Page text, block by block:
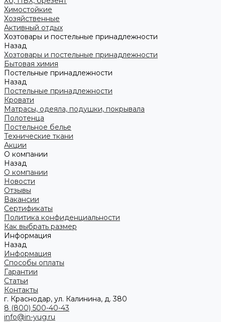
Химостойкие
Хозяйственные
Активный отдых
Хозтовары и постельные принадлежности
Назад
Хозтовары и постельные принадлежности
Бытовая химия
Постельные принадлежности
Назад
Постельные принадлежности
Кровати
Матрасы, одеяла, подушки, покрывала
Полотенца
Постельное белье
Технические ткани
Акции
О компании
Назад
О компании
Новости
Отзывы
Вакансии
Сертификаты
Политика конфиденциальности
Как выбрать размер
Информация
Назад
Информация
Способы оплаты
Гарантии
Статьи
Контакты
г. Краснодар, ул. Калинина, д. 380
8 (800) 500-40-43
info@in-yug.ru